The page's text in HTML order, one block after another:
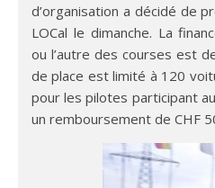
d’organisation a décidé de
LOCal le dimanche. La
ou l’autre des courses est
de place est limité à 120
pour les pilotes participant
un remboursement de CHF